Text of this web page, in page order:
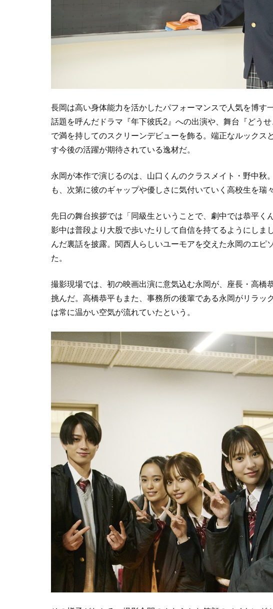
長岡は高い身体能力を活かしたパフォーマンスで人気を博す
話題を呼んだドラマ『年下彼氏2』への出演や、舞台『どう
で満を持してのスクリーンデビューを飾る。端正なルックス
す今後の活躍が期待されている逸材だ。
永岡が本作で演じるのは、山口くんのクラスメイト・野中秋
も、次第に彼のギャップや優しさに気付いていく高校生を瑞
先日の舞台挨拶では「同級生ということで、劇中では恭平く
影中は普段より大股で歩いたりして自信を持てるようにしま
んだ裏話を披露。関西人らしいユーモアを交えた永岡のエピ
た。
撮影現場では、初の映画出演に意気込む永岡が、座長・高橋
挑んだ。高橋恭平もまた、事務所の後輩である永岡がリラッ
は常に温かい空気が流れていたという。